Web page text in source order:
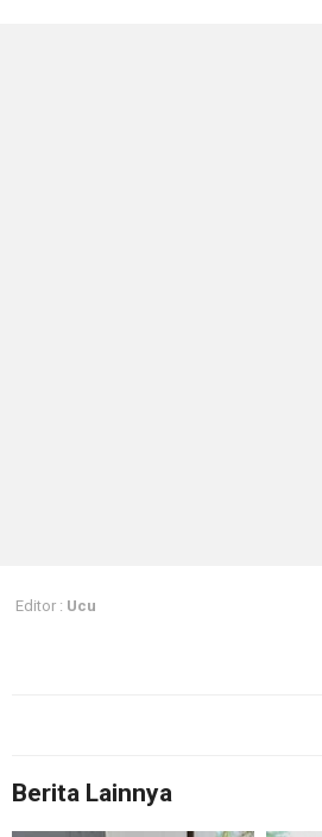
Editor : Ucu
Berita Lainnya